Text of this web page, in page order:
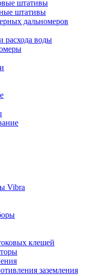
штативы
штативы
дальномеров
расхода воды
Vibra
клещей
заземления